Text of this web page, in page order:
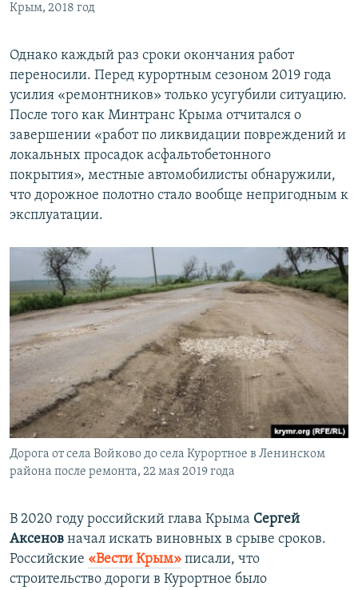
Крым, 2018 год
Однако каждый раз сроки окончания работ
переносили. Перед курортным сезоном 2019 года
усилия «ремонтников» только усугубили ситуацию.
После того как Минтранс Крыма отчитался о
завершении «работ по ликвидации повреждений и
локальных просадок асфальтобетонного
покрытия», местные автомобилисты обнаружили,
что дорожное полотно стало вообще непригодным к
эксплуатации.
Дорога от села Войково до села Курортное в Ленинском
района после ремонта, 22 мая 2019 года
В 2020 году российский глава Крыма Сергей
Аксенов начал искать виновных в срыве сроков.
Российские «Вести Крым» писали, что
строительство дороги в Курортное было